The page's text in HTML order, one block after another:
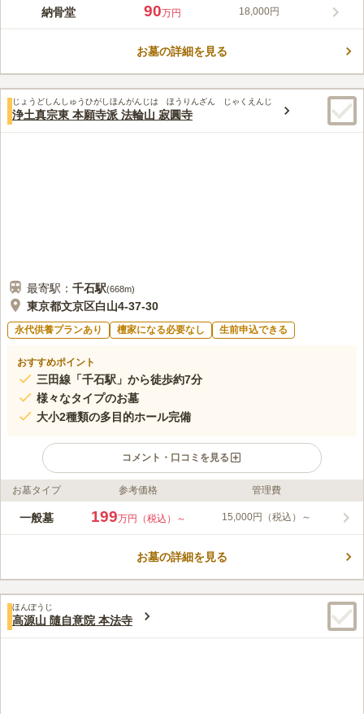
東京メトロ「後楽園駅」・都営線「春日駅」から徒歩２分と、両
る屋内墓苑です。参拝フロアは3か所あり明るいラウンジ風のフ
口コミ評価
みんなの評価
4.2 口コミ3 件
本堂は由緒あるお寺であり、周辺も歴史が感じられる街並みで雰
納骨堂 90万円 18,000円
お墓の詳細を見る
じょうどしんしゅうひがしほんがんじは ほうりんざん じゃくえんじ
浄土真宗東 本願寺派 法輪山 寂圓寺
最寄駅： 千石駅(668m)
東京都文京区白山4-37-30
永代供養プランあり 檀家になる必要なし 生前申込できる
おすすめポイント
三田線「千石駅」から徒歩約7分
様々なタイプのお墓
大小2種類の多目的ホール完備
コメント・口コミを見る
ライフドット編集部のコメント
都心付近に位置し、歴史と文化が薫る由緒ある名刹です。心安ら
廟」、永代供養の納骨堂「寂光廟」など、様々なタイプがご用意
口コミ評価
みんなの評価
4.4
都会のど真ん中なのに、とても静かです。お花や線香等は、地下
お墓タイプ 参考価格 管理費
一般墓 199万円（税込）～ 15,000円（税込）～
お墓の詳細を見る
ほんぽうじ
高源山 隨自意院 本法寺